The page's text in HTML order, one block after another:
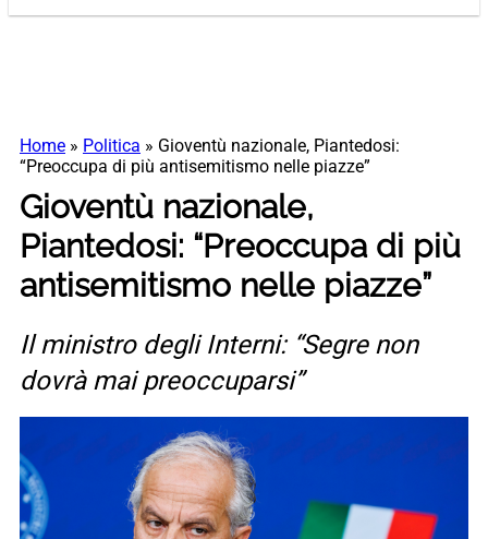
Home » Politica » Gioventù nazionale, Piantedosi:
“Preoccupa di più antisemitismo nelle piazze”
Gioventù nazionale,
Piantedosi: “Preoccupa di più
antisemitismo nelle piazze”
Il ministro degli Interni: “Segre non
dovrà mai preoccuparsi”